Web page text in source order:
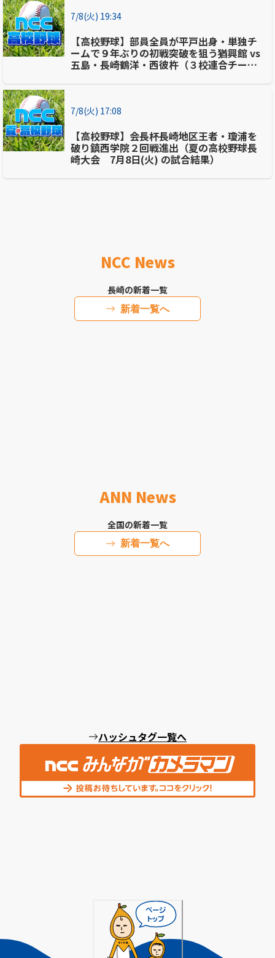
7/8(火) 19:34
【高校野球】部員全員が平戸出身・単独チ
ームで９年ぶりの初戦突破を狙う猶興館 vs
五島・長崎鶴洋・西彼杵（３校連合チー
7/8(火) 17:08
【高校野球】会長杯長崎地区王者・瓊浦を
破り鎮西学院２回戦進出（夏の高校野球長
崎大会 7月8日(火) の試合結果）
NCC News
長崎の新着一覧
新着一覧へ
ANN News
全国の新着一覧
新着一覧へ
ハッシュタグ一覧へ